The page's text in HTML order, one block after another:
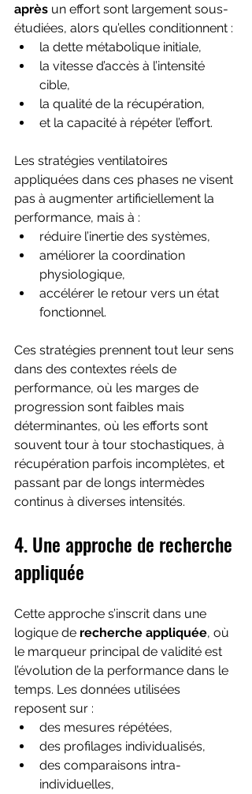
après un effort sont largement sous-
étudiées, alors qu’elles conditionnent :
la dette métabolique initiale,
la vitesse d’accès à l’intensité
cible,
la qualité de la récupération,
et la capacité à répéter l’effort.
Les stratégies ventilatoires
appliquées dans ces phases ne visent
pas à augmenter artificiellement la
performance, mais à :
réduire l’inertie des systèmes,
améliorer la coordination
physiologique,
accélérer le retour vers un état
fonctionnel.
Ces stratégies prennent tout leur sens
dans des contextes réels de
performance, où les marges de
progression sont faibles mais
déterminantes, où les efforts sont
souvent tour à tour stochastiques, à
récupération parfois incomplètes, et
passant par de longs intermèdes
continus à diverses intensités.
4. Une approche de recherche
appliquée
Cette approche s’inscrit dans une
logique de recherche appliquée, où
le marqueur principal de validité est
l’évolution de la performance dans le
temps. Les données utilisées
reposent sur :
des mesures répétées,
des profilages individualisés,
des comparaisons intra-
individuelles,